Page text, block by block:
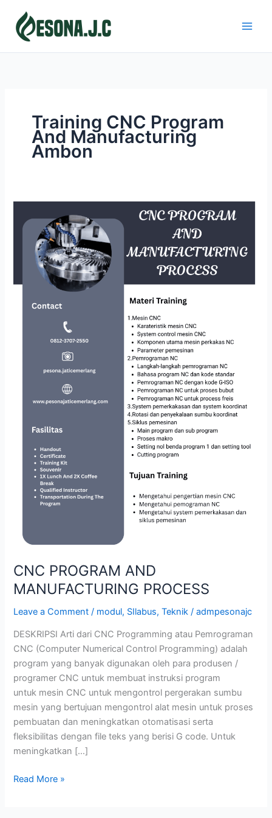
content
Training CNC Program
And Manufacturing
Ambon
CNC PROGRAM AND
MANUFACTURING PROCESS
Leave a Comment / modul, SIlabus,Teknik /admpesonajc
DESKRIPSI Arti dari CNC Programming atau Pemrograman
CNC (Computer Numerical Control Programming) adalah
program yang banyak digunakan oleh para produsen /
programer CNC untuk membuat instruksi program
untuk mesin CNC untuk mengontrol pergerakan sumbu
mesin yang bertujuan mengontrol alat mesin untuk proses
pembuatan dan meningkatkan otomatisasi serta
fleksibilitas dengan file teks yang berisi G code. Untuk
meningkatkan […]
PROGRAM
MANUFACTURING
PROCESS
Read More »